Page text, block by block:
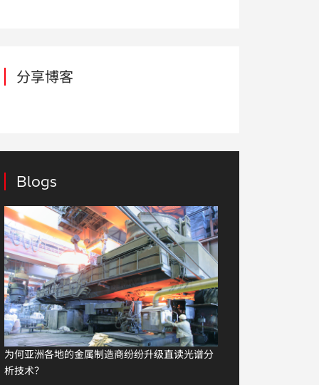
分享博客
Blogs
为何亚洲各地的金属制造商纷纷升级直读光谱分
析技术？